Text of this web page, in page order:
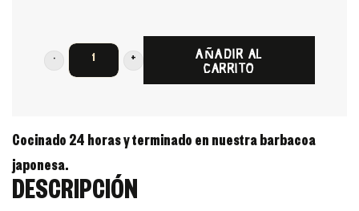
COSTILLAR
cantidad
AÑADIR AL
CARRITO
Cocinado 24 horas y terminado en nuestra barbacoa
japonesa.
DESCRIPCIÓN